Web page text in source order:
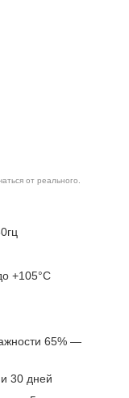
от реального.
+105°С
65% ―
30 дней